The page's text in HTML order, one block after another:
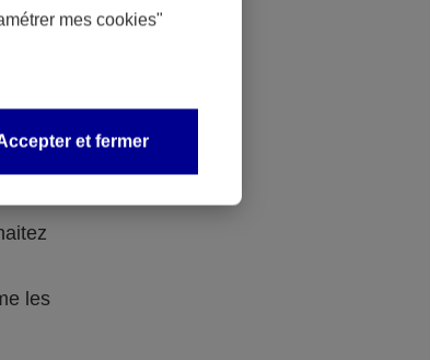
vos
les
mes cookies"
et fermer